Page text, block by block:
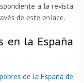
a la revista
de este enlace.
en la España
de la España de